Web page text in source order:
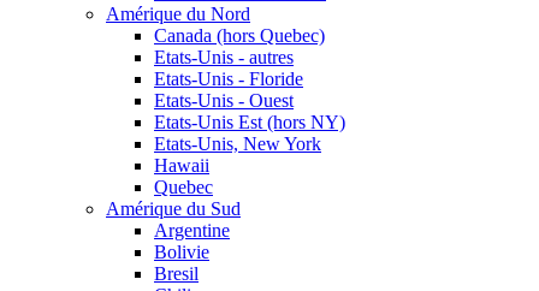
Amérique du Nord
Canada (hors Quebec)
Etats-Unis - autres
Etats-Unis - Floride
Etats-Unis - Ouest
Etats-Unis Est (hors NY)
Etats-Unis, New York
Hawaii
Quebec
Amérique du Sud
Argentine
Bolivie
Bresil